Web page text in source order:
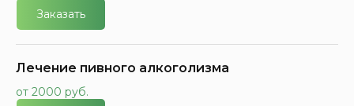
Заказать
Лечение пивного алкоголизма
от 2000 руб.